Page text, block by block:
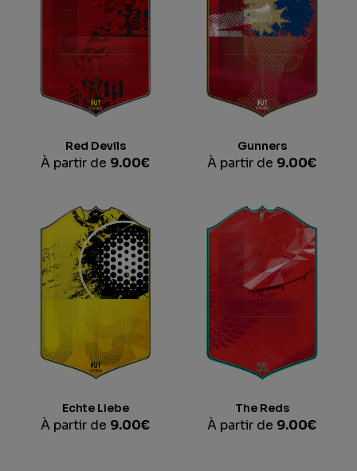
Red Devils
À partir de 9.00€
Gunners
À partir de 9.00€
Echte Liebe
À partir de 9.00€
The Reds
À partir de 9.00€